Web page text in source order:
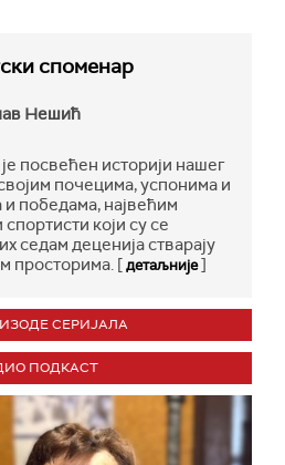
споменар
Нешић
посвећен историји нашег
почецима, успонима и
победама, највећим
који су се
седам деценија стварају
просторима. [детаљније]
СЕРИЈАЛА
ПОДКАСТ